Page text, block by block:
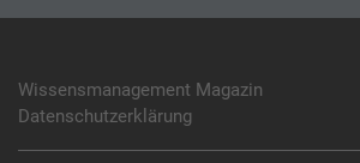
Wissensmanagement Magazin
Datenschutzerklärung